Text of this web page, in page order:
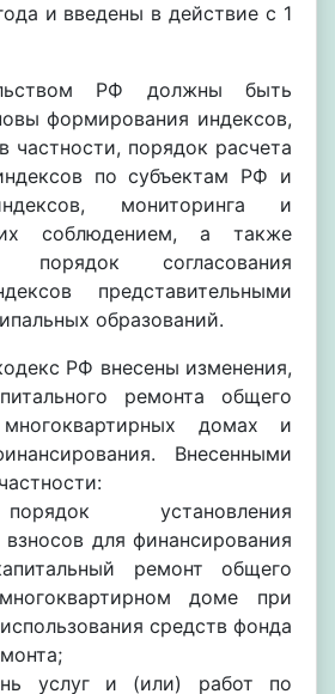
и введены в действие с 1
РФ должны быть
формирования индексов,
частности, порядок расчета
по субъектам РФ и
мониторинга и
соблюдением, а также
согласования
представительными
образований.
РФ внесены изменения,
ремонта общего
домах и
Внесенными
установления
для финансирования
ремонт общего
доме при
средств фонда
услуг и (или) работ по